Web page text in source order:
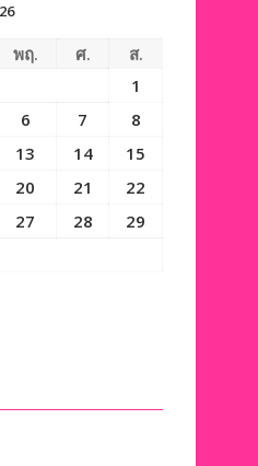
พฤ. ศ.
ส.
1
6 7
8
13 14
15
20 21
22
27 28
29